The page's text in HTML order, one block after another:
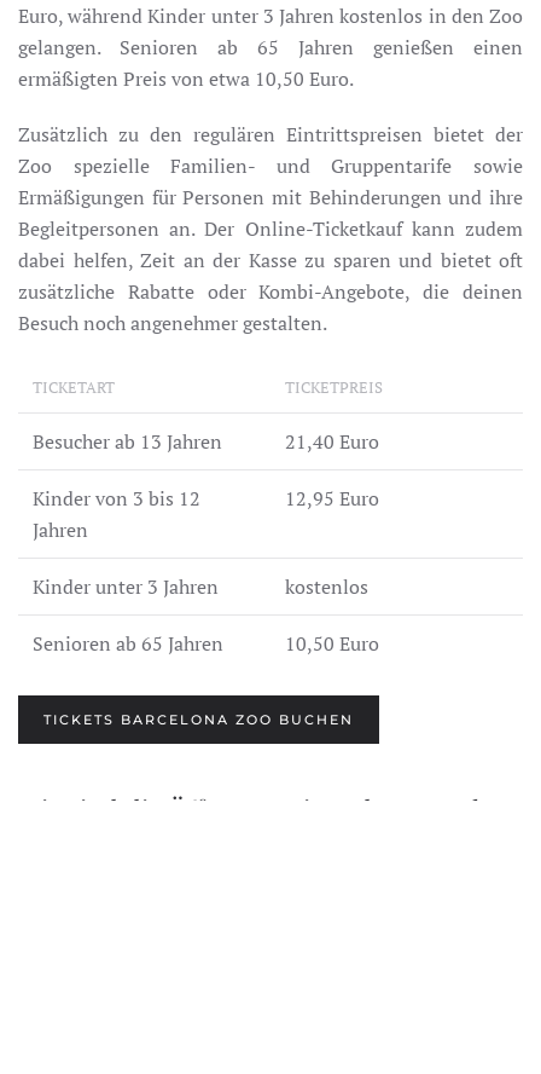
Euro, während Kinder unter 3 Jahren kostenlos in den Zoo
gelangen. Senioren ab 65 Jahren genießen einen
ermäßigten Preis von etwa 10,50 Euro.
Zusätzlich zu den regulären Eintrittspreisen bietet der
Zoo spezielle Familien- und Gruppentarife sowie
Ermäßigungen für Personen mit Behinderungen und ihre
Begleitpersonen an. Der Online-Ticketkauf kann zudem
dabei helfen, Zeit an der Kasse zu sparen und bietet oft
zusätzliche Rabatte oder Kombi-Angebote, die deinen
Besuch noch angenehmer gestalten.
TICKETART TICKETPREIS
Besucher ab 13 Jahren 21,40 Euro
Kinder von 3 bis 12
Jahren
12,95 Euro
Kinder unter 3 Jahren kostenlos
Senioren ab 65 Jahren 10,50 Euro
TICKETS BARCELONA ZOO BUCHEN
Wie sind die Öffnungszeiten des Barcelona